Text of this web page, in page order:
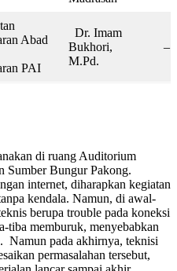
Abad
PAI
Dr. Imam
Bukhori,
M.Pd.
–
di ruang Auditorium
Sumber Bungur Pakong.
internet, diharapkan kegiatan
kendala. Namun, di awal-
berupa trouble pada koneksi
tiba memburuk, menyebabkan
Namun pada akhirnya, teknisi
permasalahan tersebut,